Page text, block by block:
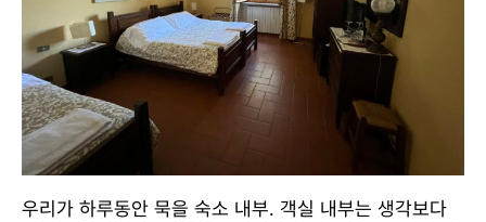
우리가 하루동안 묵을 숙소 내부. 객실 내부는 생각보다